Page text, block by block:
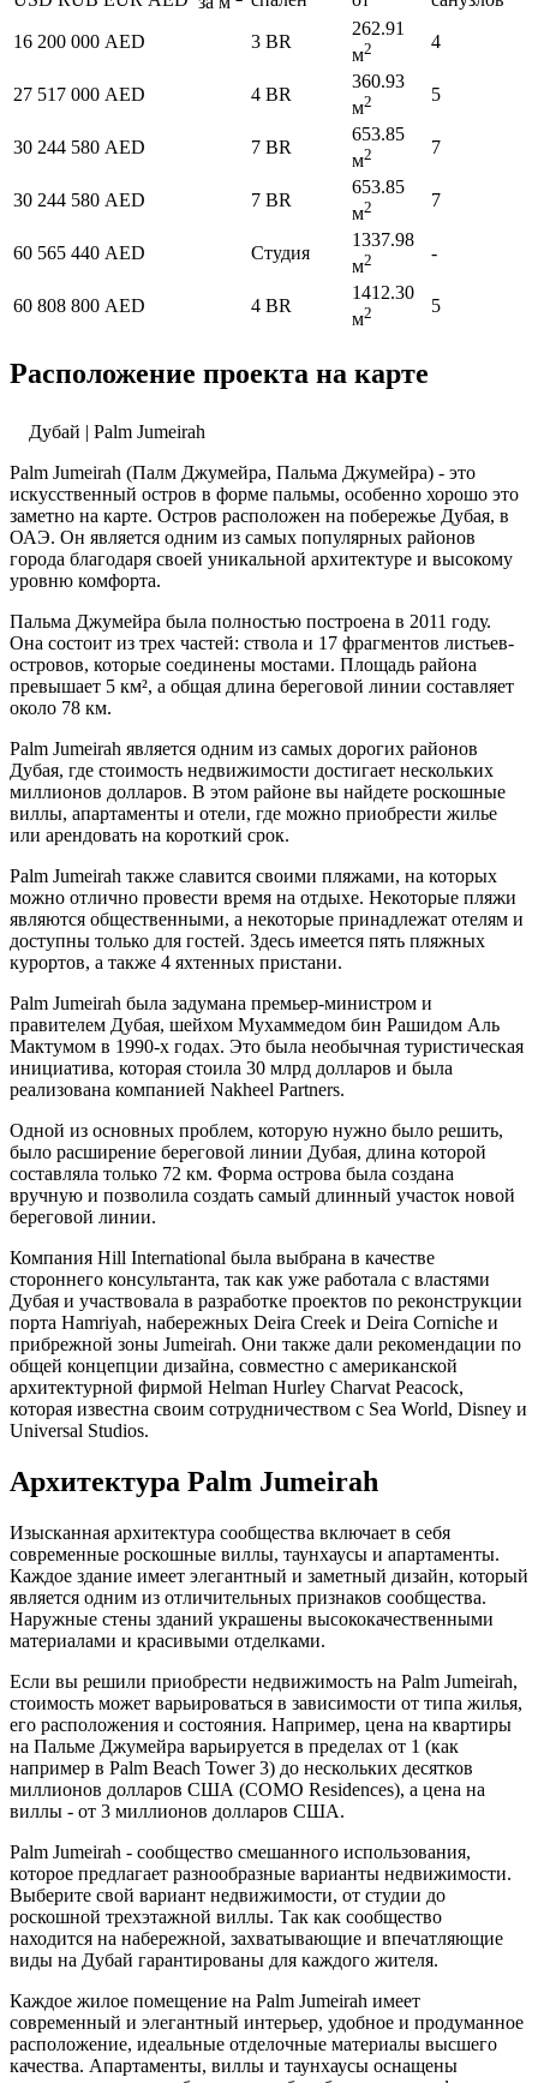
16 200 000 AED 3 BR
262.91
м2 4
27 517 000 AED 4 BR
360.93
м2 5
30 244 580 AED 7 BR
653.85
м2 7
30 244 580 AED 7 BR
653.85
м2 7
60 565 440 AED Студия
1337.98
м2 -
60 808 800 AED 4 BR
1412.30
м2 5
Расположение проекта на карте
Дубай | Palm Jumeirah
Palm Jumeirah (Палм Джумейра, Пальма Джумейра) - это
искусственный остров в форме пальмы, особенно хорошо это
заметно на карте. Остров расположен на побережье Дубая, в
ОАЭ. Он является одним из самых популярных районов
города благодаря своей уникальной архитектуре и высокому
уровню комфорта.
Пальма Джумейра была полностью построена в 2011 году.
Она состоит из трех частей: ствола и 17 фрагментов листьев-
островов, которые соединены мостами. Площадь района
превышает 5 км², а общая длина береговой линии составляет
около 78 км.
Palm Jumeirah является одним из самых дорогих районов
Дубая, где стоимость недвижимости достигает нескольких
миллионов долларов. В этом районе вы найдете роскошные
виллы, апартаменты и отели, где можно приобрести жилье
или арендовать на короткий срок.
Palm Jumeirah также славится своими пляжами, на которых
можно отлично провести время на отдыхе. Некоторые пляжи
являются общественными, а некоторые принадлежат отелям и
доступны только для гостей. Здесь имеется пять пляжных
курортов, а также 4 яхтенных пристани.
Palm Jumeirah была задумана премьер-министром и
правителем Дубая, шейхом Мухаммедом бин Рашидом Аль
Мактумом в 1990-х годах. Это была необычная туристическая
инициатива, которая стоила 30 млрд долларов и была
реализована компанией Nakheel Partners.
Одной из основных проблем, которую нужно было решить,
было расширение береговой линии Дубая, длина которой
составляла только 72 км. Форма острова была создана
вручную и позволила создать самый длинный участок новой
береговой линии.
Компания Hill International была выбрана в качестве
стороннего консультанта, так как уже работала с властями
Дубая и участвовала в разработке проектов по реконструкции
порта Hamriyah, набережных Deira Creek и Deira Corniche и
прибрежной зоны Jumeirah. Они также дали рекомендации по
общей концепции дизайна, совместно с американской
архитектурной фирмой Helman Hurley Charvat Peacock,
которая известна своим сотрудничеством с Sea World, Disney и
Universal Studios.
Архитектура Palm Jumeirah
Изысканная архитектура сообщества включает в себя
современные роскошные виллы, таунхаусы и апартаменты.
Каждое здание имеет элегантный и заметный дизайн, который
является одним из отличительных признаков сообщества.
Наружные стены зданий украшены высококачественными
материалами и красивыми отделками.
Если вы решили приобрести недвижимость на Palm Jumeirah,
стоимость может варьироваться в зависимости от типа жилья,
его расположения и состояния. Например, цена на квартиры
на Пальме Джумейра варьируется в пределах от 1 (как
например в Palm Beach Tower 3) до нескольких десятков
миллионов долларов США (COMO Residences), а цена на
виллы - от 3 миллионов долларов США.
Palm Jumeirah - сообщество смешанного использования,
которое предлагает разнообразные варианты недвижимости.
Выберите свой вариант недвижимости, от студии до
роскошной трехэтажной виллы. Так как сообщество
находится на набережной, захватывающие и впечатляющие
виды на Дубай гарантированы для каждого жителя.
Каждое жилое помещение на Palm Jumeirah имеет
современный и элегантный интерьер, удобное и продуманное
расположение, идеальные отделочные материалы высшего
качества. Апартаменты, виллы и таунхаусы оснащены